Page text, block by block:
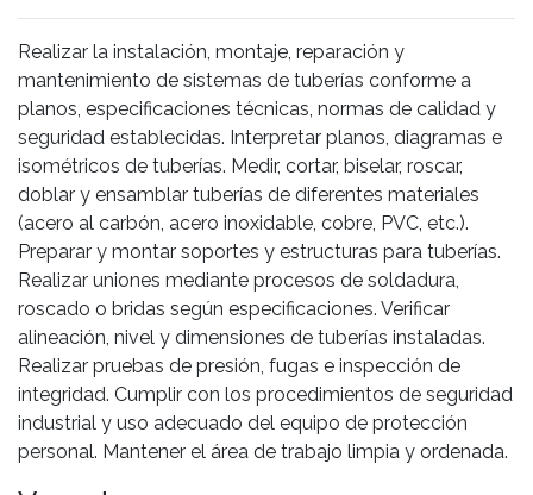
Realizar la instalación, montaje, reparación y
mantenimiento de sistemas de tuberías conforme a
planos, especificaciones técnicas, normas de calidad y
seguridad establecidas. Interpretar planos, diagramas e
isométricos de tuberías. Medir, cortar, biselar, roscar,
doblar y ensamblar tuberías de diferentes materiales
(acero al carbón, acero inoxidable, cobre, PVC, etc.).
Preparar y montar soportes y estructuras para tuberías.
Realizar uniones mediante procesos de soldadura,
roscado o bridas según especificaciones. Verificar
alineación, nivel y dimensiones de tuberías instaladas.
Realizar pruebas de presión, fugas e inspección de
integridad. Cumplir con los procedimientos de seguridad
industrial y uso adecuado del equipo de protección
personal. Mantener el área de trabajo limpia y ordenada.